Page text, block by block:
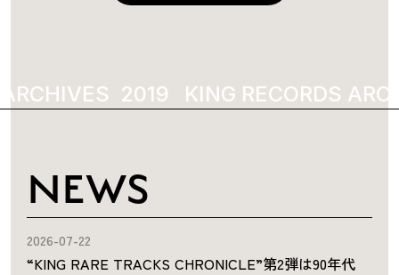
2019 KING RECORDS
NEWS
2026-07-22
“KING RARE TRACKS CHRONICLE”第2弾は90年代